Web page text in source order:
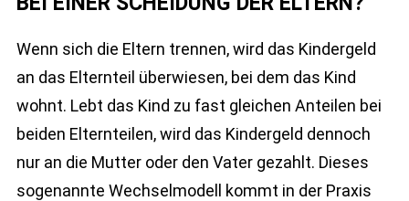
Wenn sich die Eltern trennen, wird das Kindergeld
an das Elternteil überwiesen, bei dem das Kind
wohnt. Lebt das Kind zu fast gleichen Anteilen bei
beiden Elternteilen, wird das Kindergeld dennoch
nur an die Mutter oder den Vater gezahlt. Dieses
sogenannte Wechselmodell kommt in der Praxis